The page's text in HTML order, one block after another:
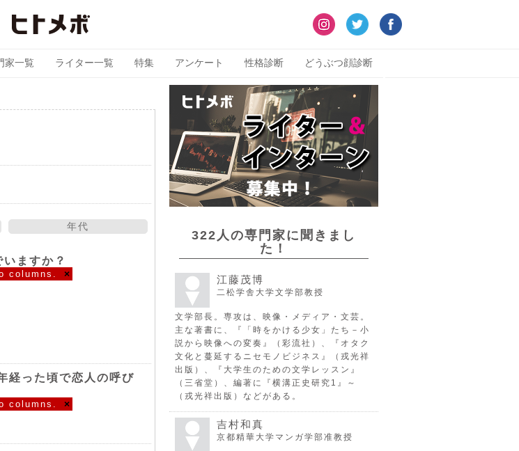
家一覧 ライター一覧 特集 アンケート 性格診断 どうぶつ顔診断
年代
ますか？
columns. ×
経った頃で恋人の呼び
columns. ×
322人の専門家に聞きまし
た！
江藤茂博
二松学舎大学文学部教授
文学部長。専攻は、映像・メディア・文芸。
主な著書に、『「時をかける少女」たち－小
説から映像への変奏』（彩流社）、『オタク
文化と蔓延するニセモノビジネス』（戎光祥
出版）、『大学生のための文学レッスン』
（三省堂）、編著に『横溝正史研究1』～
（戎光祥出版）などがある。
吉村和真
京都精華大学マンガ学部准教授